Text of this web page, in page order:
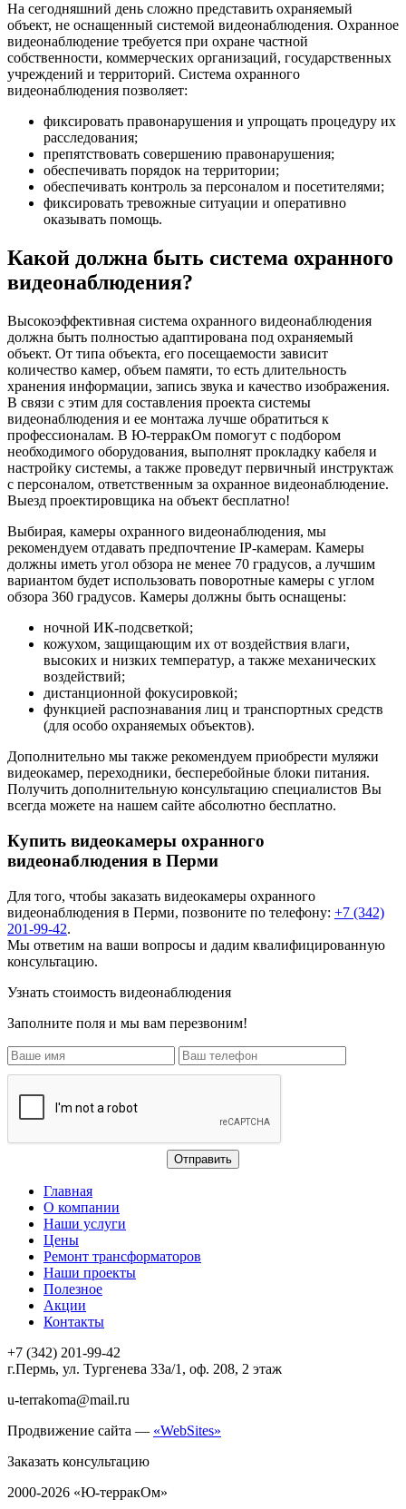
На сегодняшний день сложно представить охраняемый
объект, не оснащенный системой видеонаблюдения. Охранное
видеонаблюдение требуется при охране частной
собственности, коммерческих организаций, государственных
учреждений и территорий. Система охранного
видеонаблюдения позволяет:
фиксировать правонарушения и упрощать процедуру их
расследования;
препятствовать совершению правонарушения;
обеспечивать порядок на территории;
обеспечивать контроль за персоналом и посетителями;
фиксировать тревожные ситуации и оперативно
оказывать помощь.
Какой должна быть система охранного
видеонаблюдения?
Высокоэффективная система охранного видеонаблюдения
должна быть полностью адаптирована под охраняемый
объект. От типа объекта, его посещаемости зависит
количество камер, объем памяти, то есть длительность
хранения информации, запись звука и качество изображения.
В связи с этим для составления проекта системы
видеонаблюдения и ее монтажа лучше обратиться к
профессионалам. В Ю-терракОм помогут с подбором
необходимого оборудования, выполнят прокладку кабеля и
настройку системы, а также проведут первичный инструктаж
с персоналом, ответственным за охранное видеонаблюдение.
Выезд проектировщика на объект бесплатно!
Выбирая, камеры охранного видеонаблюдения, мы
рекомендуем отдавать предпочтение IP-камерам. Камеры
должны иметь угол обзора не менее 70 градусов, а лучшим
вариантом будет использовать поворотные камеры с углом
обзора 360 градусов. Камеры должны быть оснащены:
ночной ИК-подсветкой;
кожухом, защищающим их от воздействия влаги,
высоких и низких температур, а также механических
воздействий;
дистанционной фокусировкой;
функцией распознавания лиц и транспортных средств
(для особо охраняемых объектов).
Дополнительно мы также рекомендуем приобрести муляжи
видеокамер, переходники, бесперебойные блоки питания.
Получить дополнительную консультацию специалистов Вы
всегда можете на нашем сайте абсолютно бесплатно.
Купить видеокамеры охранного
видеонаблюдения в Перми
Для того, чтобы заказать видеокамеры охранного
видеонаблюдения в Перми, позвоните по телефону: +7 (342)
201-99-42.
Мы ответим на ваши вопросы и дадим квалифицированную
консультацию.
Узнать стоимость видеонаблюдения
Заполните поля и мы вам перезвоним!
Главная
О компании
Наши услуги
Цены
Ремонт трансформаторов
Наши проекты
Полезное
Акции
Контакты
+7 (342) 201-99-42
г.Пермь, ул. Тургенева 33а/1, оф. 208, 2 этаж
u-terrakoma@mail.ru
Продвижение сайта — «WebSites»
Заказать консультацию
2000-2026 «Ю-терракОм»